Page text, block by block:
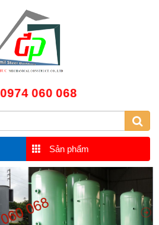
0974 060 068
Sản phẩm